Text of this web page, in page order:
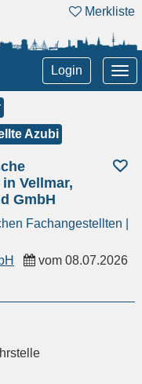
Merkliste
Login
Azubi
Vellmar,
GmbH
Fachangestellten |
vom 08.07.2026